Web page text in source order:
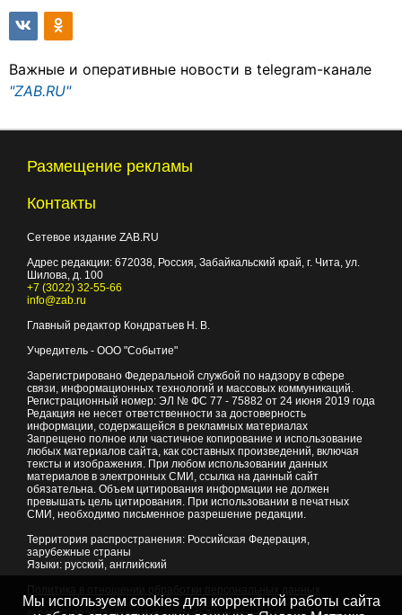
Важные и оперативные новости в telegram-канале
"ZAB.RU"
Размещение рекламы
Контакты
Сетевое издание ZAB.RU
Адрес редакции: 672038, Россия, Забайкальский край, г. Чита, ул.
Шилова, д. 100
+7 (3022) 32-55-66
info@zab.ru
Главный редактор Кондратьев Н. В.
Учредитель - ООО "Событие"
Зарегистрировано Федеральной службой по надзору в сфере
связи, информационных технологий и массовых коммуникаций.
Регистрационный номер: ЭЛ № ФС 77 - 75882 от 24 июня 2019 года
Редакция не несет ответственности за достоверность
информации, содержащейся в рекламных материалах
Запрещено полное или частичное копирование и использование
любых материалов сайта, как составных произведений, включая
тексты и изображения. При любом использовании данных
материалов в электронных СМИ, ссылка на данный сайт
обязательна. Объем цитирования информации не должен
превышать цель цитирования. При использовании в печатных
СМИ, необходимо письменное разрешение редакции.
Территория распространения: Российская Федерация,
зарубежные страны
Языки: русский, английский
Мы используем cookies для корректной работы сайта